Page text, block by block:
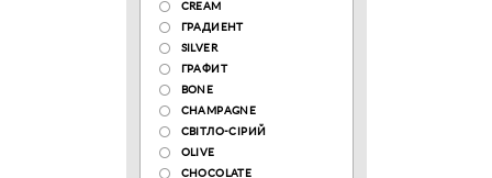
CREAM
ГРАДИЕНТ
SILVER
ГРАФИТ
BONE
CHAMPAGNE
СВІТЛО-СІРИЙ
OLIVE
CHOCOLATE